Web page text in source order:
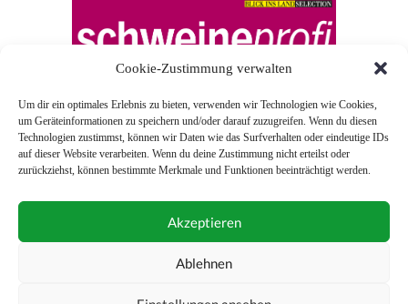
Cookie-Zustimmung verwalten
Um dir ein optimales Erlebnis zu bieten, verwenden wir Technologien wie Cookies,
um Geräteinformationen zu speichern und/oder darauf zuzugreifen. Wenn du diesen
Technologien zustimmst, können wir Daten wie das Surfverhalten oder eindeutige IDs
auf dieser Website verarbeiten. Wenn du deine Zustimmung nicht erteilst oder
zurückziehst, können bestimmte Merkmale und Funktionen beeinträchtigt werden.
Akzeptieren
Ablehnen
© 2026 Blick ins Land
Unterstützt durch
0043 (0)1 581 28 90 0